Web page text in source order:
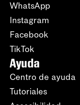
WhatsApp
Instagram
Facebook
TikTok
Ayuda
Centro de ayuda
Tutoriales